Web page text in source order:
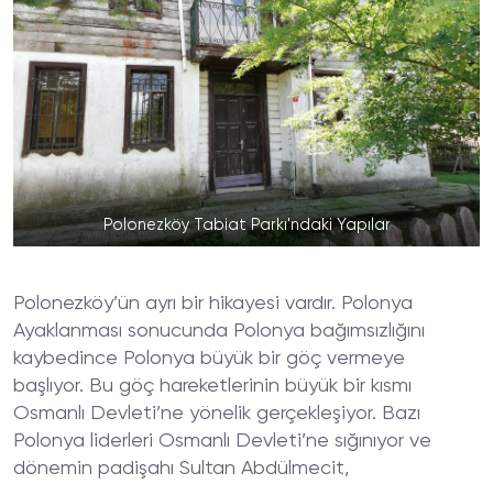
Polonezköy Tabiat Parkı'ndaki Yapılar
Polonezköy’ün ayrı bir hikayesi vardır. Polonya
Ayaklanması sonucunda Polonya bağımsızlığını
kaybedince Polonya büyük bir göç vermeye
başlıyor. Bu göç hareketlerinin büyük bir kısmı
Osmanlı Devleti’ne yönelik gerçekleşiyor. Bazı
Polonya liderleri Osmanlı Devleti’ne sığınıyor ve
dönemin padişahı Sultan Abdülmecit,